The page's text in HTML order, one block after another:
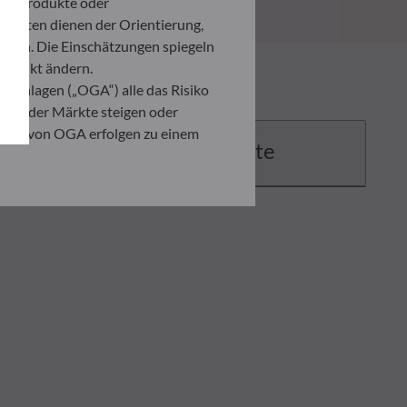
Dokumente
dienen der Orientierung,
Die Einschätzungen spiegeln
ändern.
Anlagen („OGA“) alle das Risiko
der Märkte steigen oder
von OGA erfolgen zu einem
Risiken zu begegnen.
der Ausführungsanzeige und